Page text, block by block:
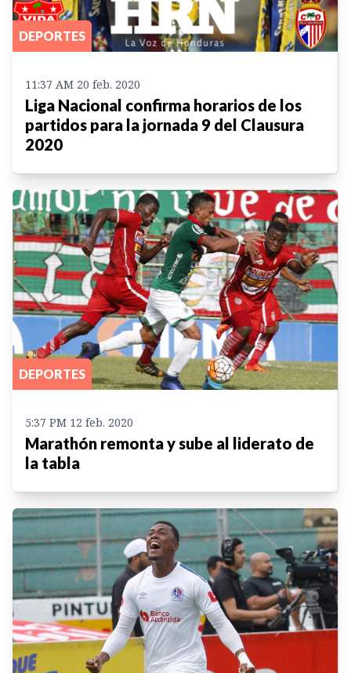
DEPORTES
11:37 AM 20 feb. 2020
Liga Nacional confirma horarios de los
partidos para la jornada 9 del Clausura
2020
DEPORTES
5:37 PM 12 feb. 2020
Marathón remonta y sube al liderato de
la tabla